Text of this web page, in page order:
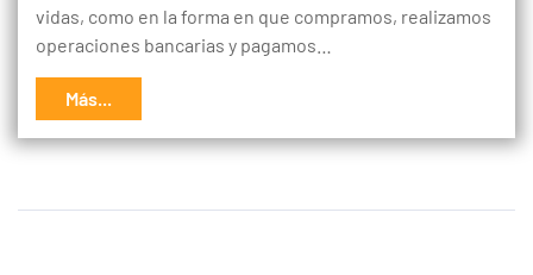
vidas, como en la forma en que compramos, realizamos
operaciones bancarias y pagamos…
Más...